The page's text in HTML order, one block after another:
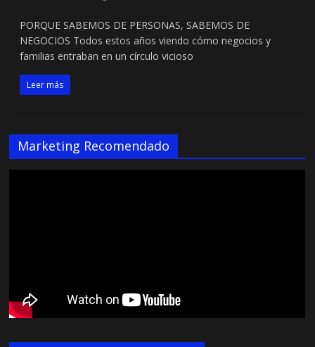
PORQUE SABEMOS DE PERSONAS, SABEMOS DE
NEGOCIOS Todos estos años viendo cómo negocios y
familias entraban en un círculo vicioso
Leer más
Marketing Recomendado